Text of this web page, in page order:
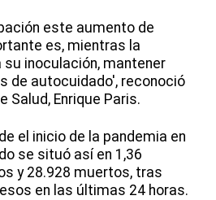
este aumento de
es, mientras la
inoculación, mantener
de autocuidado', reconoció
Salud, Enrique Paris.
el inicio de la pandemia en
se situó así en 1,36
y 28.928 muertos, tras
en las últimas 24 horas.